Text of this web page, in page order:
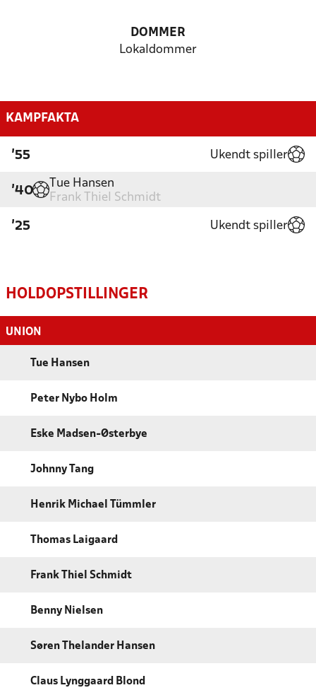
DOMMER
Lokaldommer
KAMPFAKTA
'55 Ukendt spiller
'40
Tue Hansen
Frank Thiel Schmidt
'25 Ukendt spiller
HOLDOPSTILLINGER
UNION
Tue Hansen
Peter Nybo Holm
Eske Madsen-Østerbye
Johnny Tang
Henrik Michael Tümmler
Thomas Laigaard
Frank Thiel Schmidt
Benny Nielsen
Søren Thelander Hansen
Claus Lynggaard Blond